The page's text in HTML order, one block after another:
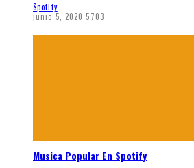
Spotify
junio 5, 2020 5703
Musica Popular En Spotify